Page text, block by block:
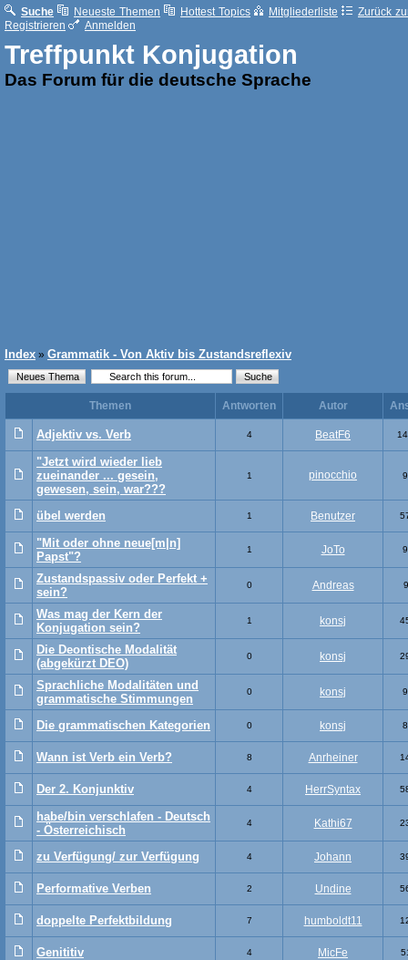
Suche Neueste Themen Hottest Topics Mitgliederliste
Zurück
Registrieren
Anmelden
Treffpunkt Konjugation
Das Forum für die deutsche Sprache
Index » Grammatik - Von Aktiv bis Zustandsreflexiv
Themen Antworten Autor
Adjektiv vs. Verb 4 BeatF6
"Jetzt wird wieder lieb
zueinander ... gesein,
gewesen, sein, war???
1 pinocchio
übel werden 1 Benutzer
"Mit oder ohne neue[m|n]
Papst"?
1 JoTo
Zustandspassiv oder Perfekt +
sein?
0 Andreas
Was mag der Kern der
Konjugation sein?
1 konsj
Die Deontische Modalität
(abgekürzt DEO)
0 konsj
Sprachliche Modalitäten und
grammatische Stimmungen
0 konsj
Die grammatischen Kategorien 0 konsj
Wann ist Verb ein Verb? 8 Anrheiner
Der 2. Konjunktiv 4 HerrSyntax
habe/bin verschlafen - Deutsch
- Österreichisch
4 Kathi67
zu Verfügung/ zur Verfügung 4 Johann
Performative Verben 2 Undine
doppelte Perfektbildung 7 humboldt11
Genititiv 4 MicFe